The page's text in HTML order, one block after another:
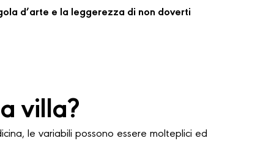
d’arte e la leggerezza di non doverti
villa?
le variabili possono essere molteplici ed